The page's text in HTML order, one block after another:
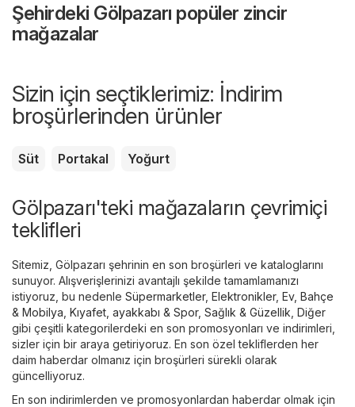
Şehirdeki Gölpazarı popüler zincir
mağazalar
Sizin için seçtiklerimiz: İndirim
broşürlerinden ürünler
Süt Portakal Yoğurt
Gölpazarı'teki mağazaların çevrimiçi
teklifleri
Sitemiz, Gölpazarı şehrinin en son broşürleri ve kataloglarını
sunuyor. Alışverişlerinizi avantajlı şekilde tamamlamanızı
istiyoruz, bu nedenle Süpermarketler, Elektronikler, Ev, Bahçe
& Mobilya Kıyafet, ayakkabı & Spor, Sağlık & Güzellik Diğer
gibi çeşitli kategorilerdeki en son promosyonları ve indirimleri,
sizler için bir araya getiriyoruz. En son özel tekliflerden her
daim haberdar olmanız için broşürleri sürekli olarak
güncelliyoruz.
En son indirimlerden ve promosyonlardan haberdar olmak için